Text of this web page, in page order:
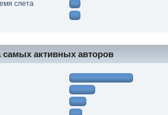
слета
самых активных авторов